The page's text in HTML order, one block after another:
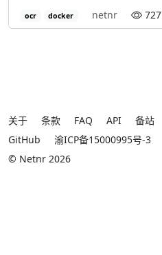
ocr docker netnr 727
关于 条款 FAQ API 备站
GitHub
渝ICP备15000995号-3
© Netnr 2026